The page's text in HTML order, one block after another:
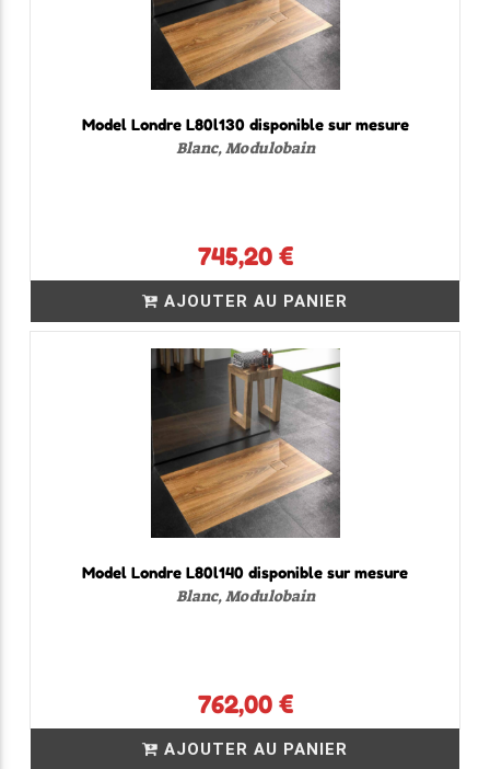
Model Londre L80l130 disponible sur mesure
Blanc, Modulobain
745,20 €
AJOUTER AU PANIER
Model Londre L80l140 disponible sur mesure
Blanc, Modulobain
762,00 €
AJOUTER AU PANIER